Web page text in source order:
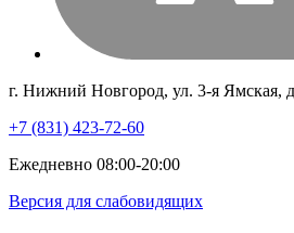
г. Нижний Новгород, ул. 3-я Ямская,
+7 (831) 423-72-60
Ежедневно 08:00-20:00
Версия для слабовидящих